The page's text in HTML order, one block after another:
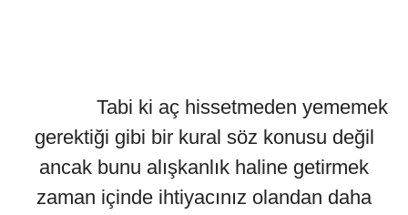
Tabi ki aç hissetmeden yememek
gerektiği gibi bir kural söz konusu değil
ancak bunu alışkanlık haline getirmek
zaman içinde ihtiyacınız olandan daha